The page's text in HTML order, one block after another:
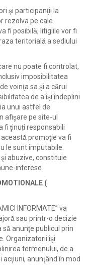
şi participanţii la
rezolva pe cale
fi posibilă, litigiile vor fi
teritorială a sediului
nu poate fi controlat,
imposibilitatea
voinţa sa şi a cărui
de a îşi îndeplini
unui astfel de
afişare pe site-ul
fi ţinuți responsabili
promoţie va fi
le sunt imputabile.
abuzive, constituie
interese.
(
INFORMATE” va
sau printr-o decizie
anunţe publicul prin
Organizatorii îşi
termenului, de a
acţiuni, anunţând în mod